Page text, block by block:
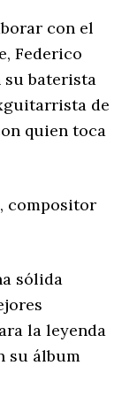
con el
Federico
baterista
de
quien toca
compositor
sólida
la leyenda
su álbum